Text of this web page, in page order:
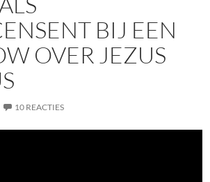
BIJ EEN
OVER JEZUS
10 REACTIES